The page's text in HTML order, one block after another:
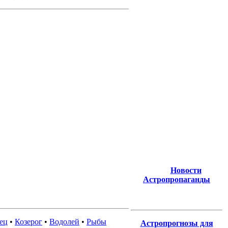
• Козерог • Водолей • Рыбы
Новости
Астропропаганды
Астропрогнозы для